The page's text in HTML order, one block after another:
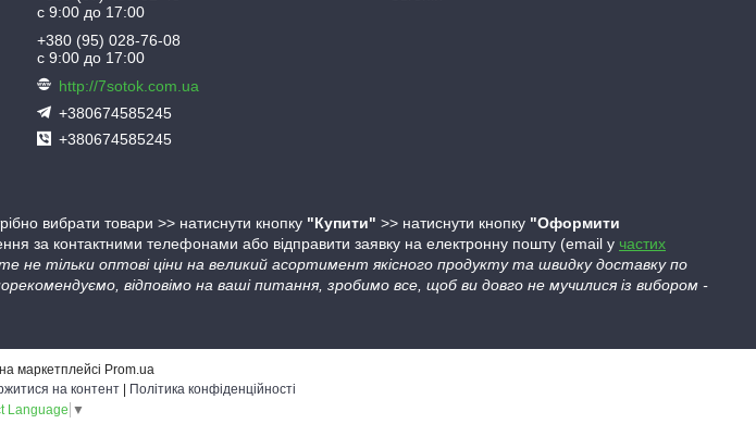
с 9:00 до 17:00
+380 (95) 028-76-08
с 9:00 до 17:00
http://7sotok.com.ua
+380674585245
+380674585245
вибрати товари >> натиснути кнопку "Купити" >> натиснути кнопку "Оформити
за контактними телефонами або відправити заявку на електронну пошту (email у частих
не тільки оптові ціни на великий асортимент якісного продукту та швидку доставку по
відповімо на ваші питання, зробимо все, щоб ви довго не мучилися із вибором -
маркетплейсі Prom.ua
на контент
Політика конфіденційності
Language ▼